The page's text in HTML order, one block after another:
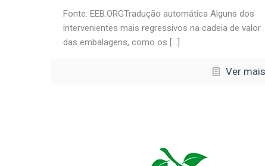
Fonte: EEB.ORGTradução automática Alguns dos
intervenientes mais regressivos na cadeia de valor
das embalagens, como os […]
Ver mais